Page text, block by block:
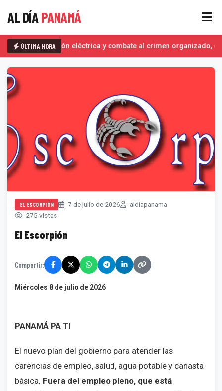
AL DÍAPANAMÁ
ÚLTIMA HORA
Interconexión eléctrica y combate al crimen organizado,
EL ESCORPIÓN 7 de julio de 2026
aldiapanama
275 vistas
El Escorpión
Compartir:
Miércoles 8 de julio de 2026
PANAMÁ PA TI
El nuevo plan del gobierno para atender las
carencias de empleo, salud, agua potable y canasta
básica. Fuera del empleo pleno, que está